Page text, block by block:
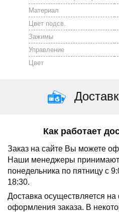
Материал
Цвет подсв.
Зажимы
Управление
Цвет
Как работает
Заказ на сайте Вы можете
Наши менеджеры
понедельника по пятницу с
18:30.
Доставка осуществляется
оформления заказа. В